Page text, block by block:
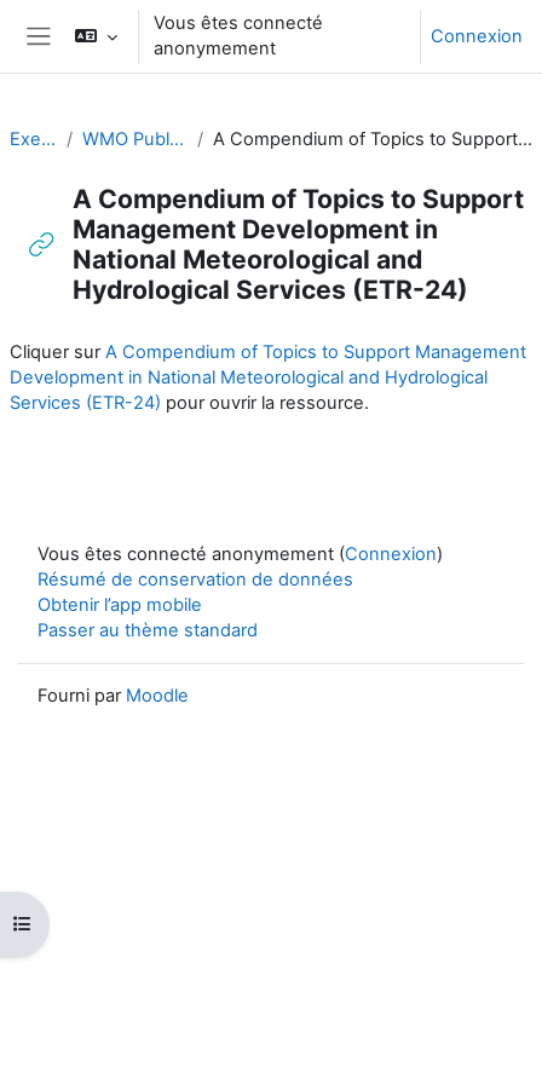
Passer au contenu principal
Panneau latéral
Vous êtes connecté
anonymement
Connexion
Ouvrir l’index du cours
Executive Training WMO Publications and Additional Resources A Compendium of Topics to Support Management Development in National Meteorological and Hydrological Services (ETR-24)
A Compendium of Topics to Support
Management Development in
National Meteorological and
Hydrological Services (ETR-24)
Cliquer surA Compendium of Topics to Support Management
Development in National Meteorological and Hydrological
Services (ETR-24) pour ouvrir la ressource.
Vous êtes connecté anonymement (Connexion)
Résumé de conservation de données
Obtenir l’app mobile
Passer au thème standard
Fourni par Moodle